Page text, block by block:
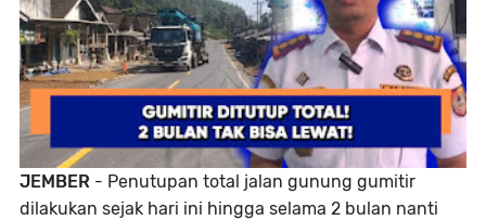
JEMBER - Penutupan total jalan gunung gumitir
dilakukan sejak hari ini hingga selama 2 bulan nanti